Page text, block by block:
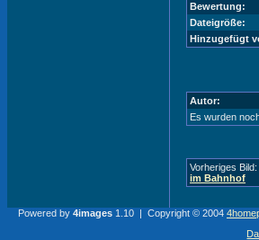
Bewertung:
Dateigröße:
Hinzugefügt
Autor:
Es wurden
Vorheriges Bild:
im Bahnhof
Powered by 4images 1.10 | Copyright © 2004